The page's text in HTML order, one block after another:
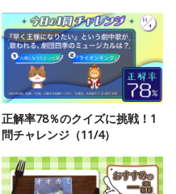
正解率78％のクイズに挑戦！1
問チャレンジ（11/4）